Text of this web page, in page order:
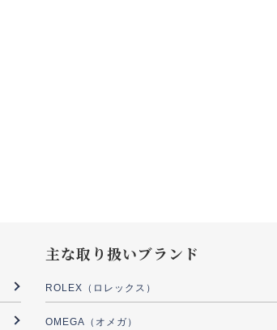
主な取り扱いブランド
ROLEX（ロレックス）
OMEGA（オメガ）